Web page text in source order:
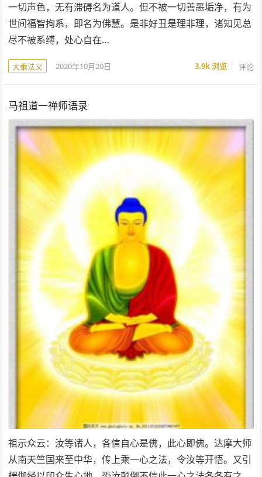
一切声色，无有滞碍名为道人。但不被一切善恶垢净，有为
世间福智拘系，即名为佛慧。是非好丑是理非理，诸知见总
尽不被系缚，处心自在…
大乘法义 2020年10月20日 3.9k浏览 评论
马祖道一禅师语录
祖示众云：汝等诸人，各信自心是佛，此心即佛。达摩大师
从南天竺国来至中华，传上乘一心之法，令汝等开悟。又引